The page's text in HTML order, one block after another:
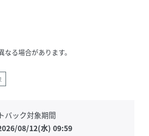
る場合があります。
バック対象期間
08/12(水) 09:59